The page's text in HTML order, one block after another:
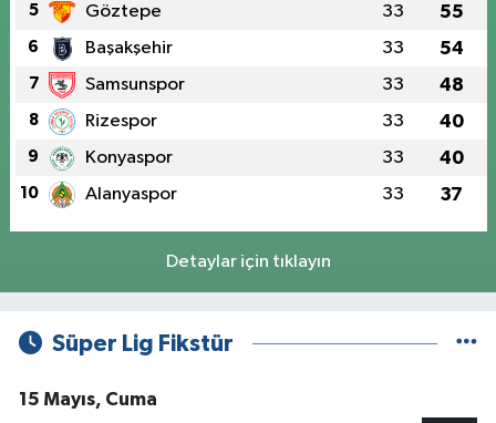
5 Göztepe 33 55
6 Başakşehir 33 54
7 Samsunspor 33 48
8 Rizespor 33 40
9 Konyaspor 33 40
10 Alanyaspor 33 37
Detaylar için tıklayın
Süper Lig Fikstür
15 Mayıs, Cuma